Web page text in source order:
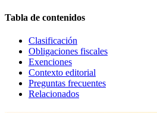
Tabla de contenidos
Clasificación
Obligaciones fiscales
Exenciones
Contexto editorial
Preguntas frecuentes
Relacionados